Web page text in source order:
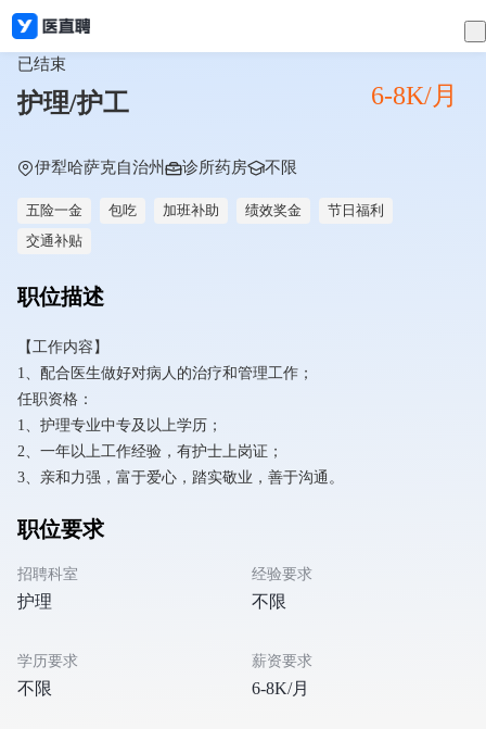
已结束
护理/护工 6-8K/月
伊犁哈萨克自治州 诊所药房 不限
五险一金 包吃 加班补助 绩效奖金
节日福利
交通补贴
职位描述
【工作内容】
1、配合医生做好对病人的治疗和管理工作；
任职资格：
1、护理专业中专及以上学历；
2、一年以上工作经验，有护士上岗证；
3、亲和力强，富于爱心，踏实敬业，善于沟通。
职位要求
招聘科室
护理
经验要求
不限
学历要求
不限
薪资要求
6-8K/月